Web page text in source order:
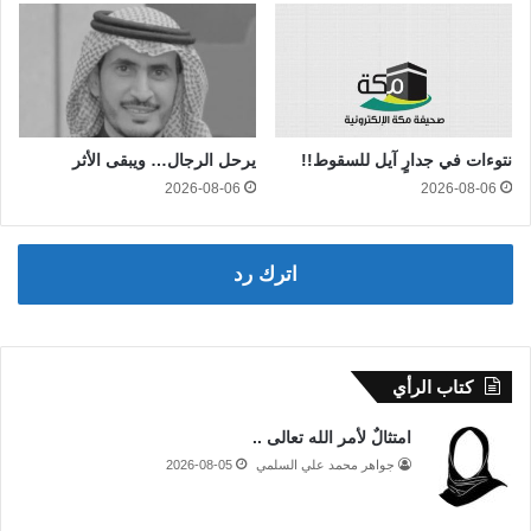
نتوءات في جدارٍ آيل للسقوط!!
2026-08-06
يرحل الرجال… ويبقى الأثر
2026-08-06
اترك رد
كتاب الرأي
امتثالٌ لأمر الله تعالى ..
جواهر محمد علي السلمي 2026-08-05